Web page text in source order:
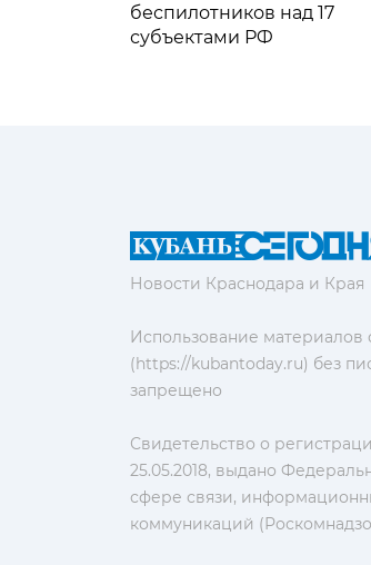
беспилотников над 17
субъектами РФ
Новости Краснодара и Края
Использование материалов
(https://kubantoday.ru) без
запрещено
Свидетельство о
25.05.2018, выдано
сфере связи,
коммуникаций